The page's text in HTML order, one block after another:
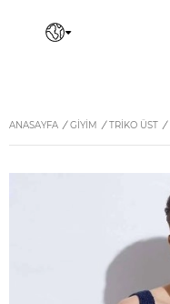
ANASAYFA / GİYİM / TRIKO ÜST /